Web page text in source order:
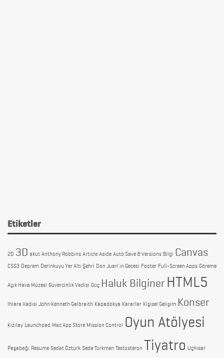
Etiketler
2D 3D akut Anthony Robbins Article Aside Auto Save & Versions Bilgi Canvas
CSS3 Deprem Derinkuyu Yer Altı Şehri Don Juan'ın Gecesi Footer Full-Screen Apps Göreme
Açık Hava Müzesi Güvercinlik Vadisi Güç Haluk Bilginer HTML5
Ihlara Vadisi John Kenneth Galbraith Kapadokya Kararlar Kişisel Gelişim Konser
Kızılay Launchpad Mac App Store Mission Control Oyun Atölyesi
Paşabağı Resume Sedat Öztürk Seda Türkmen Testosteron Tiyatro Uçhisar